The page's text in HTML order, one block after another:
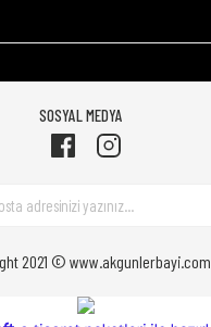
2021 © www.akgunlerbayi.com
SOSYAL MEDYA